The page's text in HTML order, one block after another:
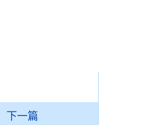
下一篇